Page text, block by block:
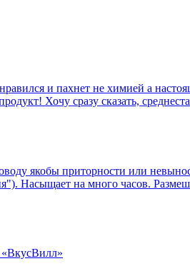
и пахнет не химией а
Хочу сразу сказать,
якобы приторности или
Насыщает на много часов.